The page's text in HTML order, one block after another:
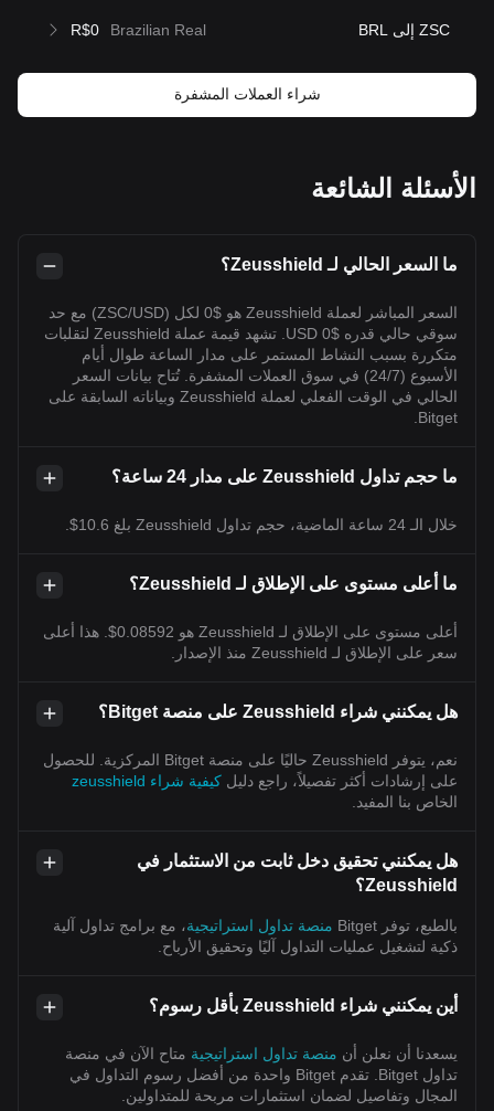
ZSC إلى BRL Brazilian Real
R$0
شراء العملات المشفرة
الأسئلة الشائعة
ما السعر الحالي لـ Zeusshield؟
السعر المباشر لعملة Zeusshield هو $0 لكل (ZSC/USD) مع حد
سوقي حالي قدره $0 USD. تشهد قيمة عملة Zeusshield لتقلبات
متكررة بسبب النشاط المستمر على مدار الساعة طوال أيام
الأسبوع (24/7) في سوق العملات المشفرة. تُتاح بيانات السعر
الحالي في الوقت الفعلي لعملة Zeusshield وبياناته السابقة على
Bitget.
ما حجم تداول Zeusshield على مدار 24 ساعة؟
خلال الـ 24 ساعة الماضية، حجم تداول Zeusshield بلغ 10.6$.
ما أعلى مستوى على الإطلاق لـ Zeusshield؟
أعلى مستوى على الإطلاق لـ Zeusshield هو 0.08592$. هذا أعلى
سعر على الإطلاق لـ Zeusshield منذ الإصدار.
هل يمكنني شراء Zeusshield على منصة Bitget؟
نعم، يتوفر Zeusshield حاليًا على منصة Bitget المركزية. للحصول
على إرشادات أكثر تفصيلاً، راجع دليل كيفية شراء zeusshield
الخاص بنا المفيد.
هل يمكنني تحقيق دخل ثابت من الاستثمار في
Zeusshield؟
بالطبع، توفر Bitget منصة تداول استراتيجية، مع برامج تداول آلية
ذكية لتشغيل عمليات التداول آليًا وتحقيق الأرباح.
أين يمكنني شراء Zeusshield بأقل رسوم؟
يسعدنا أن نعلن أن منصة تداول استراتيجية متاح الآن في منصة
تداول Bitget. تقدم Bitget واحدة من أفضل رسوم التداول في
المجال وتفاصيل لضمان استثمارات مربحة للمتداولين.